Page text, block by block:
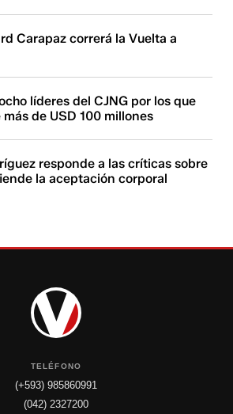
Carapaz correrá la Vuelta a
líderes del CJNG por los que
más de USD 100 millones
responde a las críticas sobre
la aceptación corporal
TELÉFONO
(+593) 985860991
(042) 2327200